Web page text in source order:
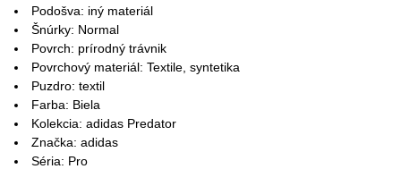
Podošva: iný materiál
Šnúrky: Normal
Povrch: prírodný trávnik
Povrchový materiál: Textile, syntetika
Puzdro: textil
Farba: Biela
Kolekcia: adidas Predator
Značka: adidas
Séria: Pro